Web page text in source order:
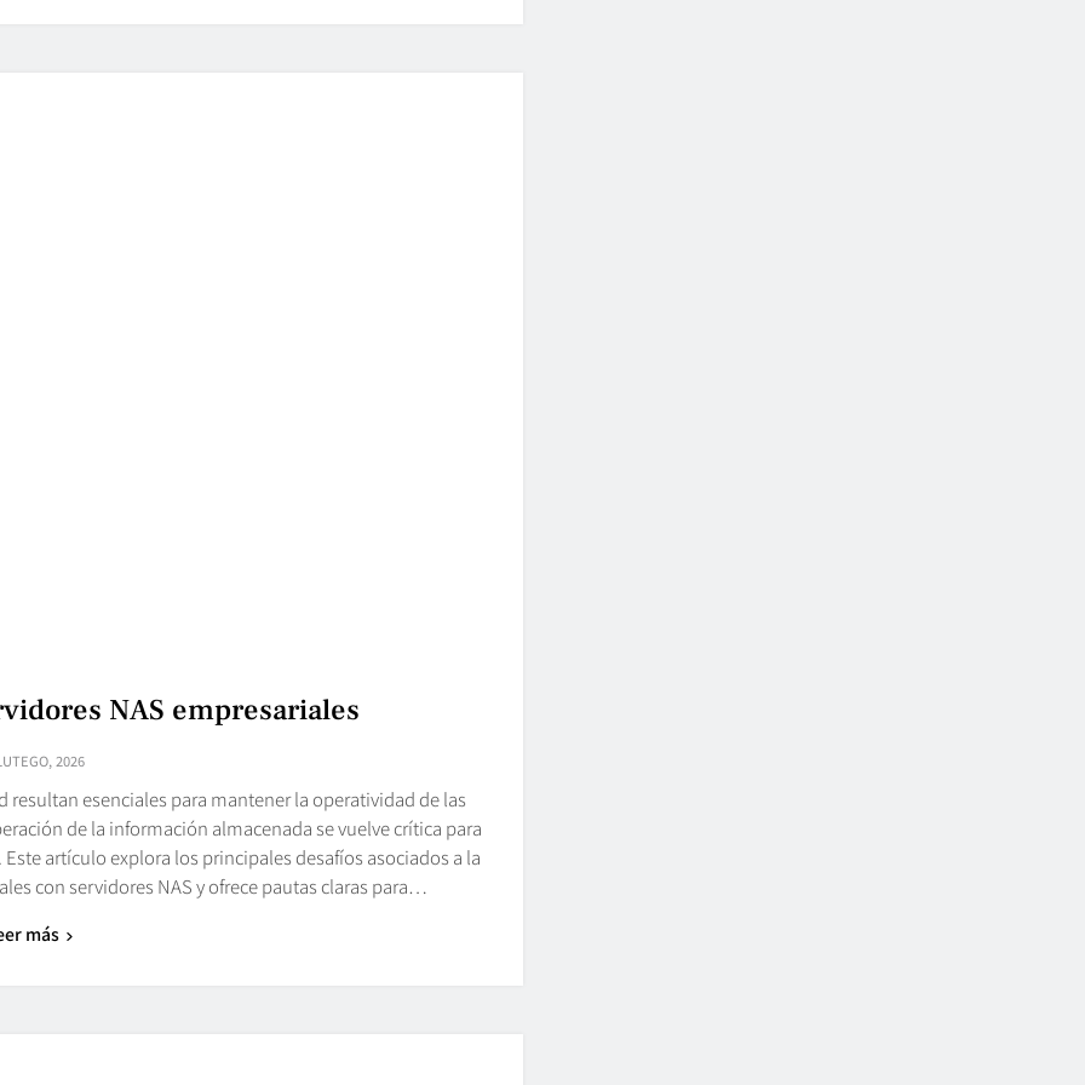
NAS empresariales
2026
esenciales para mantener la operatividad de las
de la información almacenada se vuelve crítica para
artículo explora los principales desafíos asociados a la
con servidores NAS y ofrece pautas claras para…
más